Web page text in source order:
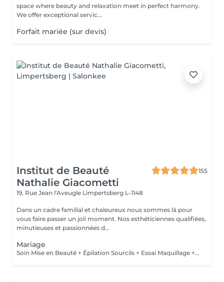
space where beauty and relaxation meet in perfect harmony.
We offer exceptional servic...
Forfait mariée (sur devis)
Institut de Beauté
Nathalie Giacometti
155
19, Rue Jean l'Aveugle Limpertsberg L-1148
Dans un cadre familial et chaleureux nous sommes là pour
vous faire passer un joli moment. Nos esthéticiennes qualifiées,
minutieuses et passionnées d...
Mariage
Soin Mise en Beauté + Épilation Sourcils + Essai Maquillage + Maquillage Jour J + Soin des Mains